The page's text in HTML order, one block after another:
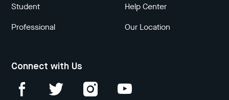
Student
Professional
Help Center
Our Location
Connect with Us